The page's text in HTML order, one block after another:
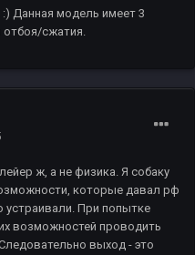
:) Данная модель имеет 3
отбоя/сжатия.
ж, а не физика. Я собаку
которые давал рф
устраивали. При попытке
возможностей проводить
выход - это